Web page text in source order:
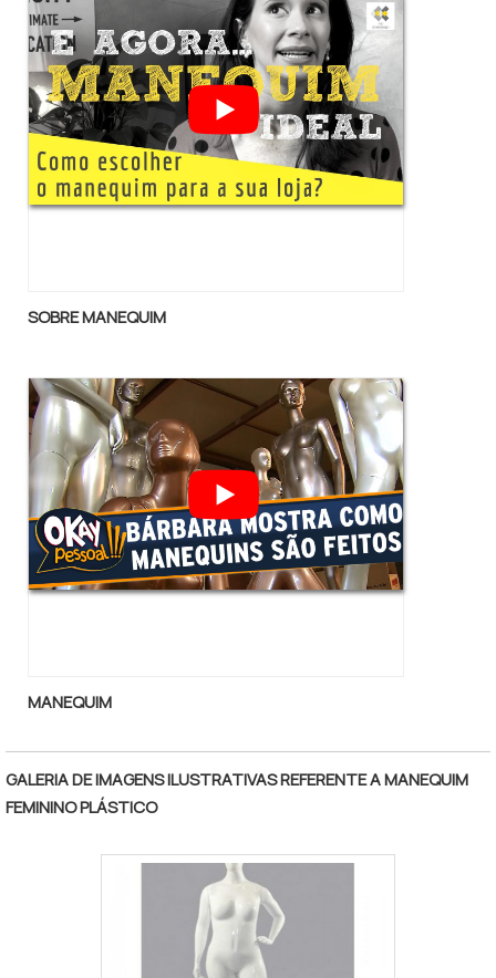
para permitir que o produto seja
anticorrosivo, pois a sua estrutura é.
SOBRE MANEQUIM
MANEQUIM
GALERIA DE IMAGENS ILUSTRATIVAS REFERENTE A MANEQUIM
FEMININO PLÁSTICO